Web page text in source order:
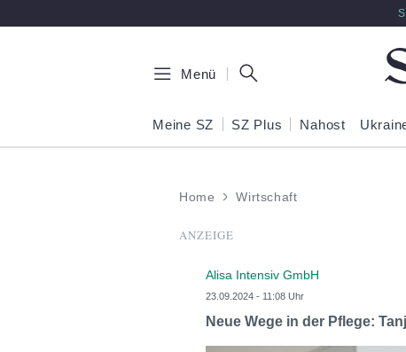
Menü
Meine SZ SZ Plus Nahost
Home Wirtschaft
ANZEIGE
Alisa Intensiv GmbH
23.09.2024 - 11:08 Uhr
Neue Wege in der Pflege: